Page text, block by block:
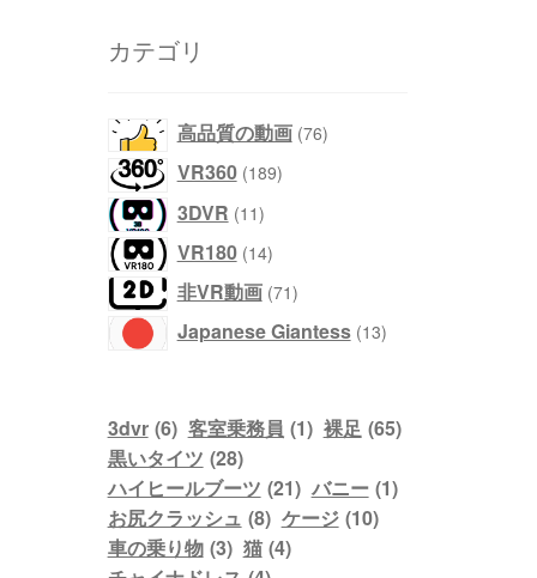
カテゴリ
高品質の動画 7676
VR360 189189
3DVR 1111
の
商
VR180 1414
の
商
非VR動画 7171
の
Japanese Giantess 1313
品
3dvr (6) 客室乗務員 (1) 裸足 (65)
黒いタイツ (28)
ハイヒールブーツ (21) バニー (1)
お尻クラッシュ (8) ケージ (10)
車の乗り物 (3) 猫 (4)